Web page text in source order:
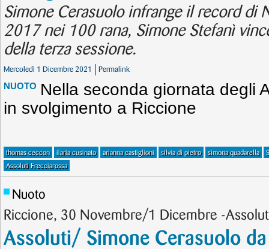
Simone Cerasuolo infrange il record di
2017 nei 100 rana, Simone Stefanì
della terza sessione.
Mercoledì 1 Dicembre 2021 Permalink
NUOTO Nella seconda giornata degli
in svolgimento a Riccione
thomas ceccon ilaria cusinato arianna castiglioni silvia di pietro simona quadarella
Assoluti Frecciarossa
Nuoto
Riccione, 30 Novembre/1 Dicembre -
Assoluti/ Simone Cerasuolo